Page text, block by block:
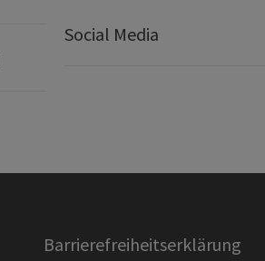
Social Media
Barrierefreiheitserklärung